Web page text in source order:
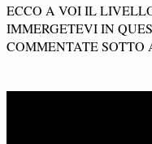
ECCO A VOI IL
IMMERGETEVI IN
COMMENTATE SOTTO